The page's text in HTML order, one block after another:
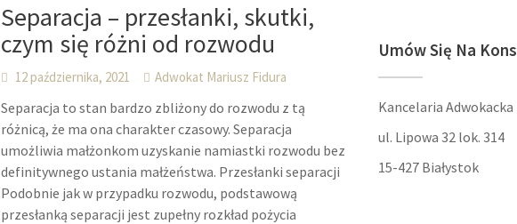
Separacja – przesłanki, skutki,
czym się różni od rozwodu
12 października, 2021 Adwokat Mariusz Fidura
Separacja to stan bardzo zbliżony do rozwodu z tą
różnicą, że ma ona charakter czasowy. Separacja
umożliwia małżonkom uzyskanie namiastki rozwodu bez
definitywnego ustania małżeństwa. Przesłanki separacji
Podobnie jak w przypadku rozwodu, podstawową
przesłanką separacji jest zupełny rozkład pożycia
Umów Się Na
Kancelaria Adwokacka
ul. Lipowa 32 lok. 314
15-427 Białystok